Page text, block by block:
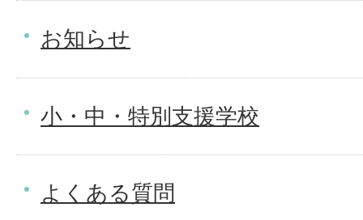
お知らせ
小・中・特別支援学校
よくある質問